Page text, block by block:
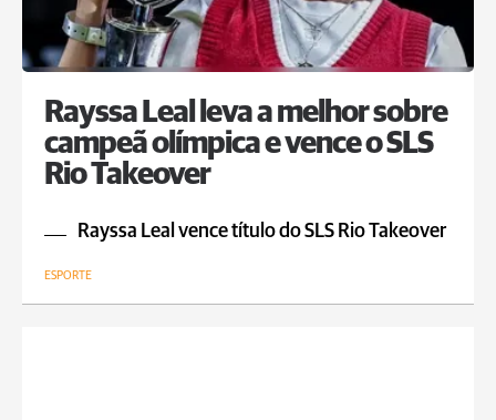
Rayssa Leal leva a melhor sobre
campeã olímpica e vence o SLS
Rio Takeover
Rayssa Leal vence título do SLS Rio Takeover
ESPORTE